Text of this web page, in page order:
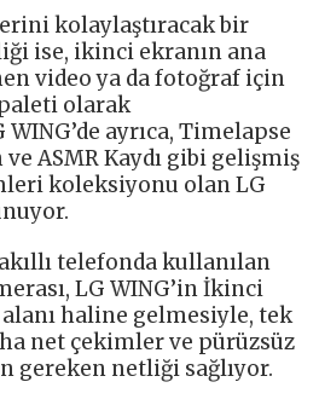
kolaylaştıracak bir
ise, ikinci ekranın ana
video ya da fotoğraf için
olarak
ayrıca, Timelapse
ASMR Kaydı gibi gelişmiş
koleksiyonu olan LG
telefonda kullanılan
LG WING’in İkinci
haline gelmesiyle, tek
net çekimler ve pürüzsüz
gereken netliği sağlıyor.